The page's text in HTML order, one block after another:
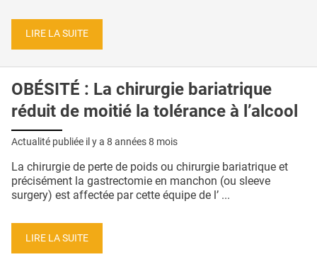
LIRE LA SUITE
OBÉSITÉ : La chirurgie bariatrique
réduit de moitié la tolérance à l’alcool
Actualité publiée il y a 8 années 8 mois
La chirurgie de perte de poids ou chirurgie bariatrique et
précisément la gastrectomie en manchon (ou sleeve
surgery) est affectée par cette équipe de l’ ...
LIRE LA SUITE